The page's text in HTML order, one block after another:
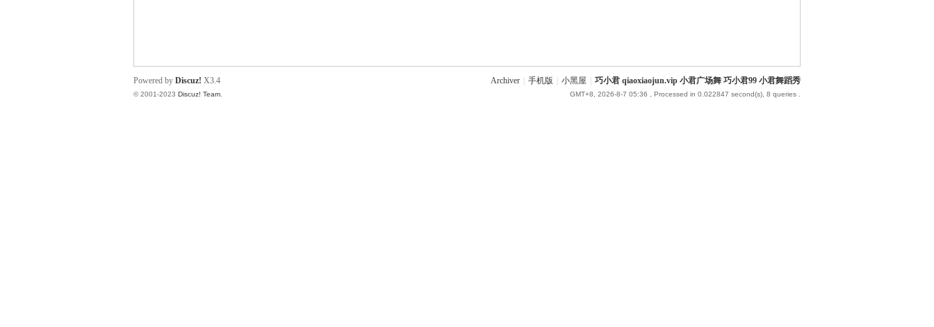
Archiver 手机版 小黑屋 巧小君 qiaoxiaojun.vip 小君广场舞 巧小君99 小君舞蹈秀
GMT+8, 2026-8-7 05:36 , Processed in 0.022847 second(s), 8 queries .
Powered by Discuz! X3.4
© 2001-2023 Discuz! Team